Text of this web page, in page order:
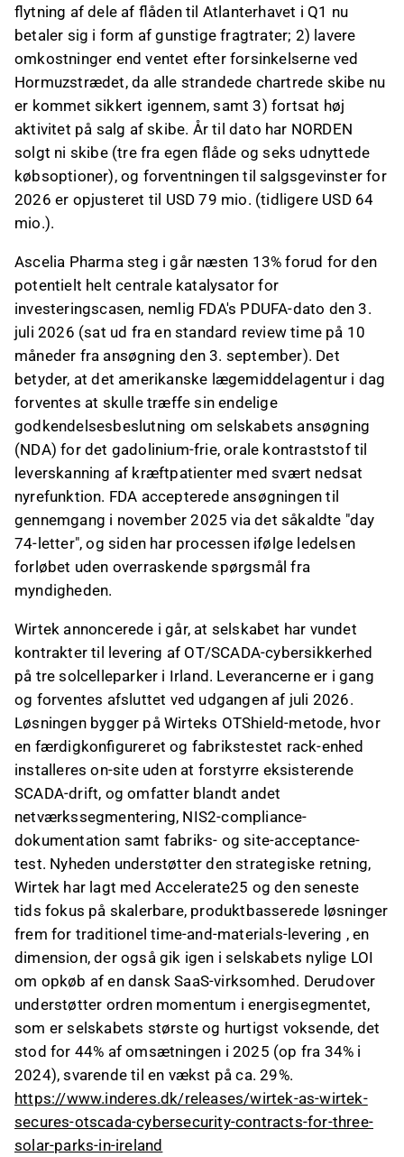
flytning af dele af flåden til Atlanterhavet i Q1 nu
betaler sig i form af gunstige fragtrater; 2) lavere
omkostninger end ventet efter forsinkelserne ved
Hormuzstrædet, da alle strandede chartrede skibe nu
er kommet sikkert igennem, samt 3) fortsat høj
aktivitet på salg af skibe. År til dato har NORDEN
solgt ni skibe (tre fra egen flåde og seks udnyttede
købsoptioner), og forventningen til salgsgevinster for
2026 er opjusteret til USD 79 mio. (tidligere USD 64
mio.).
Ascelia Pharma steg i går næsten 13% forud for den
potentielt helt centrale katalysator for
investeringscasen, nemlig FDA's PDUFA-dato den 3.
juli 2026 (sat ud fra en standard review time på 10
måneder fra ansøgning den 3. september). Det
betyder, at det amerikanske lægemiddelagentur i dag
forventes at skulle træffe sin endelige
godkendelsesbeslutning om selskabets ansøgning
(NDA) for det gadolinium-frie, orale kontraststof til
leverskanning af kræftpatienter med svært nedsat
nyrefunktion. FDA accepterede ansøgningen til
gennemgang i november 2025 via det såkaldte "day
74-letter", og siden har processen ifølge ledelsen
forløbet uden overraskende spørgsmål fra
myndigheden.
Wirtek annoncerede i går, at selskabet har vundet
kontrakter til levering af OT/SCADA-cybersikkerhed
på tre solcelleparker i Irland. Leverancerne er i gang
og forventes afsluttet ved udgangen af juli 2026.
Løsningen bygger på Wirteks OTShield-metode, hvor
en færdigkonfigureret og fabrikstestet rack-enhed
installeres on-site uden at forstyrre eksisterende
SCADA-drift, og omfatter blandt andet
netværkssegmentering, NIS2-compliance-
dokumentation samt fabriks- og site-acceptance-
test. Nyheden understøtter den strategiske retning,
Wirtek har lagt med Accelerate25 og den seneste
tids fokus på skalerbare, produktbasserede løsninger
frem for traditionel time-and-materials-levering , en
dimension, der også gik igen i selskabets nylige LOI
om opkøb af en dansk SaaS-virksomhed. Derudover
understøtter ordren momentum i energisegmentet,
som er selskabets største og hurtigst voksende, det
stod for 44% af omsætningen i 2025 (op fra 34% i
2024), svarende til en vækst på ca. 29%.
https://www.inderes.dk/releases/wirtek-as-wirtek-
secures-otscada-cybersecurity-contracts-for-three-
solar-parks-in-ireland